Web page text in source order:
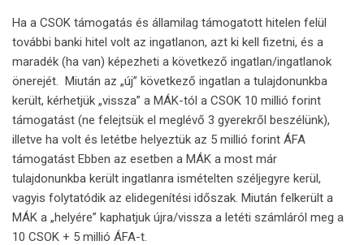
Ha a CSOK támogatás és államilag támogatott hitelen felül
további banki hitel volt az ingatlanon, azt ki kell fizetni, és a
maradék (ha van) képezheti a következő ingatlan/ingatlanok
önerejét. Miután az „új” következő ingatlan a tulajdonunkba
került, kérhetjük „vissza” a MÁK-tól a CSOK 10 millió forint
támogatást (ne felejtsük el meglévő 3 gyerekről beszélünk),
illetve ha volt és letétbe helyeztük az 5 millió forint ÁFA
támogatást Ebben az esetben a MÁK a most már
tulajdonunkba került ingatlanra ismételten széljegyre kerül,
vagyis folytatódik az elidegenítési időszak. Miután felkerült a
MÁK a „helyére” kaphatjuk újra/vissza a letéti számláról meg a
10 CSOK + 5 millió ÁFA-t.